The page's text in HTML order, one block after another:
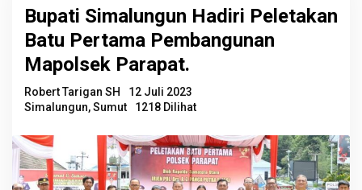
Bupati Simalungun Hadiri Peletakan
Batu Pertama Pembangunan
Mapolsek Parapat.
Robert Tarigan SH
12 Juli 2023
Simalungun,Sumut 1218 Dilihat